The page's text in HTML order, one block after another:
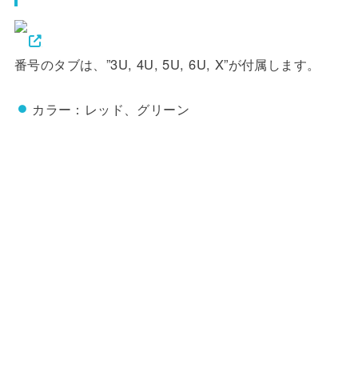
番号のタブは、”3U, 4U, 5U, 6U, X”が付属します。
カラー：レッド、グリーン